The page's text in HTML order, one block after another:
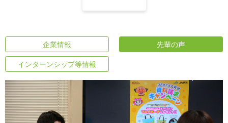
企業情報 先輩の声
インターンシップ等情報